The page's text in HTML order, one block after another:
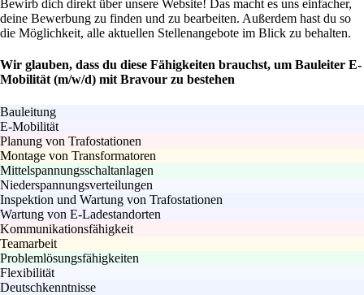
Bewirb dich direkt über unsere Website! Das macht es uns einfacher,
deine Bewerbung zu finden und zu bearbeiten. Außerdem hast du so
die Möglichkeit, alle aktuellen Stellenangebote im Blick zu behalten.
Wir glauben, dass du diese Fähigkeiten brauchst, um Bauleiter E-
Mobilität (m/w/d) mit Bravour zu bestehen
Bauleitung
E-Mobilität
Planung von Trafostationen
Montage von Transformatoren
Mittelspannungsschaltanlagen
Niederspannungsverteilungen
Inspektion und Wartung von Trafostationen
Wartung von E-Ladestandorten
Kommunikationsfähigkeit
Teamarbeit
Problemlösungsfähigkeiten
Flexibilität
Deutschkenntnisse